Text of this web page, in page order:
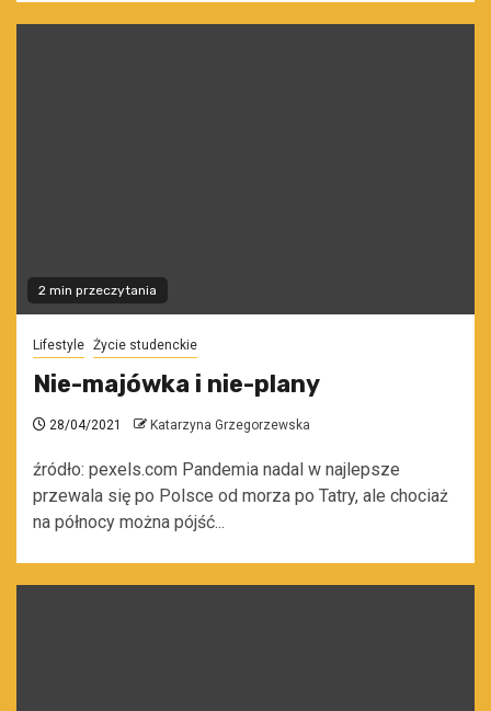
2 min przeczytania
Lifestyle Życie studenckie
Nie-majówka i nie-plany
28/04/2021 Katarzyna Grzegorzewska
źródło: pexels.com Pandemia nadal w najlepsze
przewala się po Polsce od morza po Tatry, ale chociaż
na północy można pójść...